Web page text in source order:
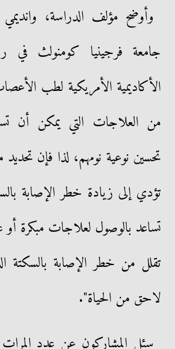
وأوضح مؤلف الدراسة،
جامعة فرجينيا كومنولث في
الأكاديمية الأمريكية لطب
من العلاجات التي يمكن أن
تحسين نوعية نومهم، لذا فإن تحديد
تؤدي إلى زيادة خطر الإصابة
تساعد بالوصول لعلاجات مبكرة
تقلل من خطر الإصابة بالسكتة
لاحق من الحياة".
سئل المشاركون عن عدد المرات